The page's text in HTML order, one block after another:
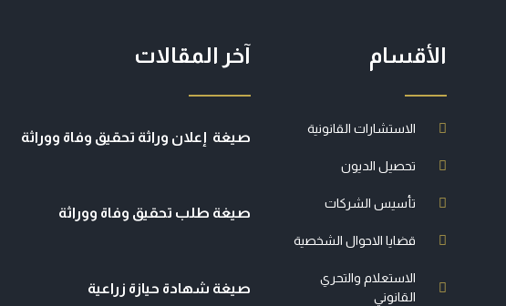
الأقسام
الاستشارات القانونية
تحصيل الديون
تأسيس الشركات
قضايا الاحوال الشخصية
الاستعلام والتحري
القانوني
آخر المقالات
صيغة إعلان وراثة تحقيق وفاة ووراثة
صيغة طلب تحقيق وفاة ووراثة
صيغة شهادة حيازة زراعية